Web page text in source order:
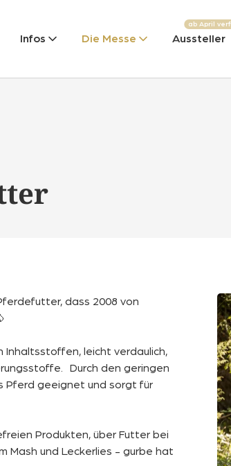
Infos Die Messe Aussteller
ab April
dass 2008 von
Inhaltsstoffen, leicht verdaulich,
Durch den geringen
Pferd geeignet und sorgt für
Produkten, über Futter bei
Mash und Leckerlies - gurbe hat